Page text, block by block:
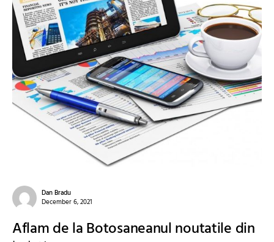
Dan Bradu
December 6, 2021
Aflam de la Botosaneanul noutatile din